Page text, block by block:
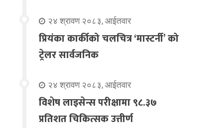
२४ श्रावण २०८३, आईतवार
प्रियंका कार्कीको चलचित्र ‘मास्टर्नी’ को
ट्रेलर सार्वजनिक
२४ श्रावण २०८३, आईतवार
विशेष लाइसेन्स परीक्षामा ९८.३७
प्रतिशत चिकित्सक उत्तीर्ण